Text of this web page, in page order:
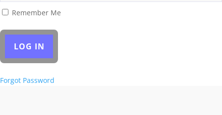
Remember Me
Forgot Password